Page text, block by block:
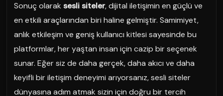
Sonuç olarak sesli siteler, dijital iletişimin en güçlü ve
en etkili araçlarından biri haline gelmiştir. Samimiyet,
anlık etkileşim ve geniş kullanıcı kitlesi sayesinde bu
platformlar, her yaştan insan için cazip bir seçenek
sunar. Eğer siz de daha gerçek, daha akıcı ve daha
keyifli bir iletişim deneyimi arıyorsanız, sesli siteler
dünyasına adım atmak sizin için doğru bir tercih